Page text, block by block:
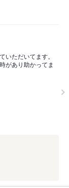
ただいてます。
があり助かってま